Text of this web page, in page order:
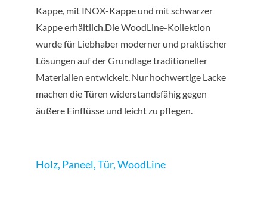
Kappe, mit INOX-Kappe und mit schwarzer
Kappe erhältlich.Die WoodLine-Kollektion
wurde für Liebhaber moderner und praktischer
Lösungen auf der Grundlage traditioneller
Materialien entwickelt. Nur hochwertige Lacke
machen die Türen widerstandsfähig gegen
äußere Einflüsse und leicht zu pflegen.
Holz, Paneel,Tür,WoodLine